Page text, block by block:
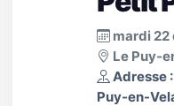
mardi
Le Puy-
Adresse
Puy-en-